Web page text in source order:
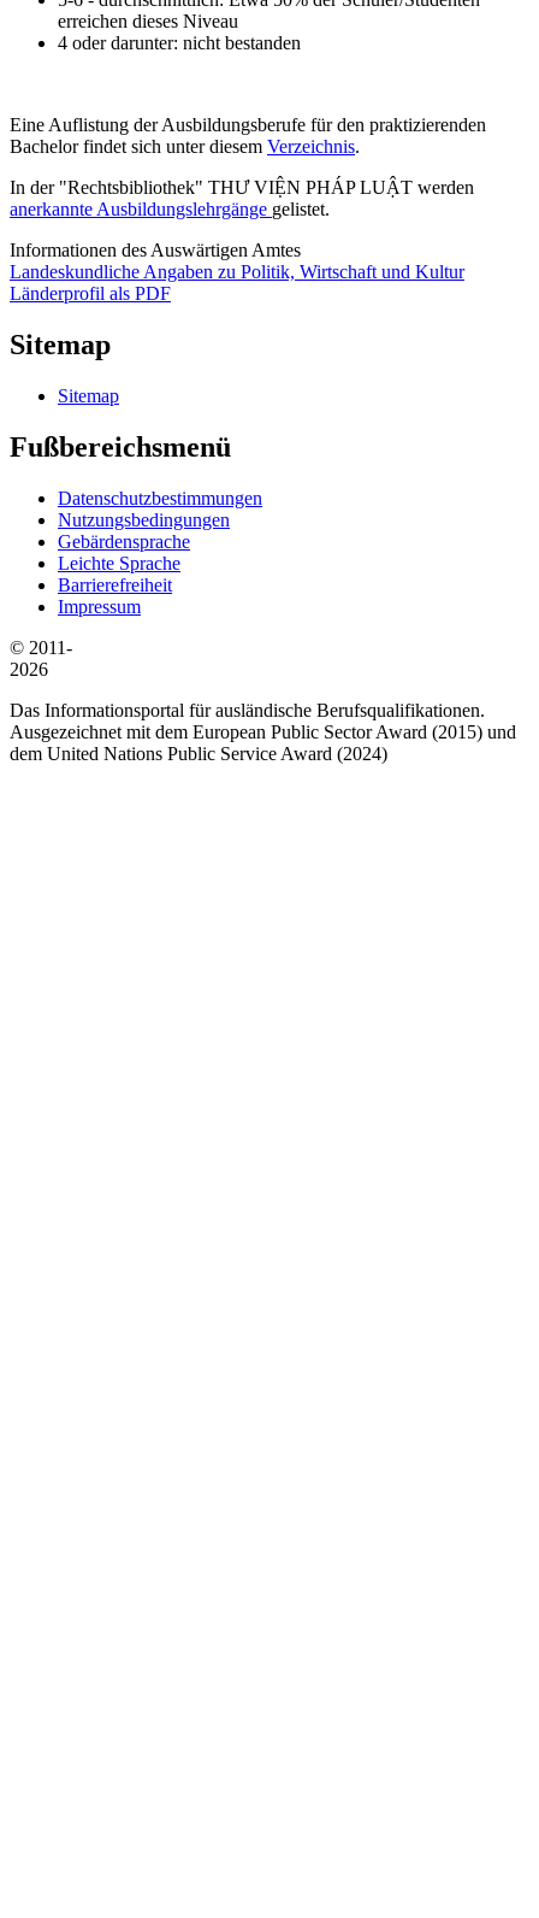
erreichen dieses Niveau
4 oder darunter: nicht bestanden
Eine Auflistung der Ausbildungsberufe für den praktizierenden
Bachelor findet sich unter diesem Verzeichnis.
In der "Rechtsbibliothek" THƯ VIỆN PHÁP LUẬT werden
anerkannte Ausbildungslehrgänge gelistet.
Informationen des Auswärtigen Amtes
Landeskundliche Angaben zu Politik, Wirtschaft und Kultur
Länderprofil als PDF
Sitemap
Sitemap
Fußbereichsmenü
Datenschutzbestimmungen
Nutzungsbedingungen
Gebärdensprache
Leichte Sprache
Barrierefreiheit
Impressum
© 2011-
2026
Das Informationsportal für ausländische Berufsqualifikationen.
Ausgezeichnet mit dem European Public Sector Award (2015) und
dem United Nations Public Service Award (2024)